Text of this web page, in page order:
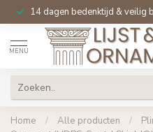
14 dagen bedenktijd & veilig
MENU
Home / Alle producten /